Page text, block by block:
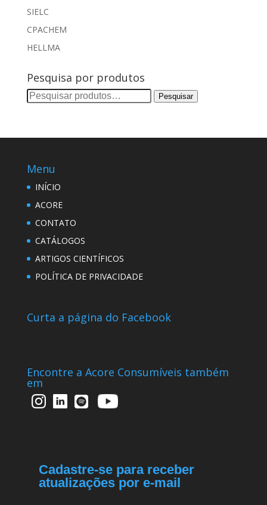
SIELC
CPACHEM
HELLMA
Pesquisa por produtos
Pesquisar
Pesquisar
Menu
INÍCIO
ACORE
CONTATO
CATÁLOGOS
ARTIGOS CIENTÍFICOS
POLÍTICA DE PRIVACIDADE
Curta a página do Facebook
Encontre a Acore Consumíveis também
em
Cadastre-se para receber
atualizações por e-mail